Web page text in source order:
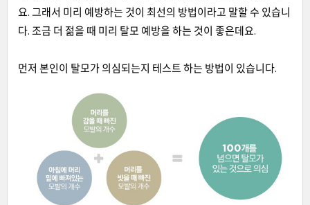
요. 그래서 미리 예방하는 것이 최선의 방법이라고 말할 수 있습니
다. 조금 더 젊을 때 미리 탈모 예방을 하는 것이 좋은데요.
먼저 본인이 탈모가 의심되는지 테스트 하는 방법이 있습니다.